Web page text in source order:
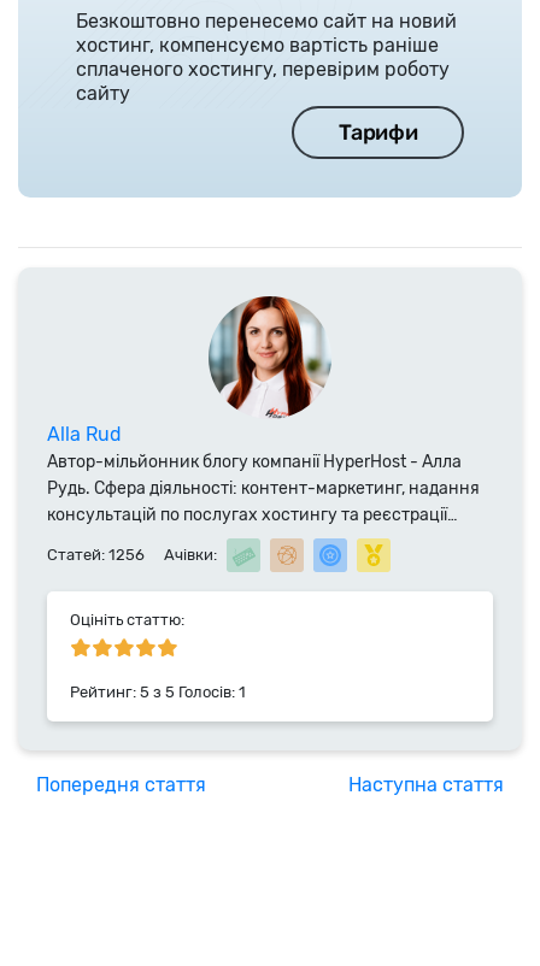
Безкоштовно перенесемо сайт на новий
хостинг, компенсуємо вартість раніше
сплаченого хостингу, перевірим роботу
сайту
Тарифи
Alla Rud
Автор-мільйонник блогу компанії HyperHost - Алла
Рудь. Сфера діяльності: контент-маркетинг, надання
консультацій по послугах хостингу та реєстрації
доменних імен. Фахівець компанії HyperHost.UA з
Статей: 1256 Ачівки:
Оцініть статтю:
Рейтинг: 5 з 5 Голосів: 1
Попередня стаття Наступна стаття